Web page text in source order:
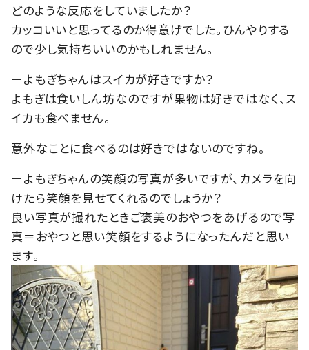
どのような反応をしていましたか？
カッコいいと思ってるのか得意げでした。ひんやりする
ので少し気持ちいいのかもしれません。
ーよもぎちゃんはスイカが好きですか？
よもぎは食いしん坊なのですが果物は好きではなく、ス
イカも食べません。
意外なことに食べるのは好きではないのですね。
ーよもぎちゃんの笑顔の写真が多いですが、カメラを向
けたら笑顔を見せてくれるのでしょうか？
良い写真が撮れたときご褒美のおやつをあげるので写
真＝おやつと思い笑顔をするようになったんだと思い
ます。